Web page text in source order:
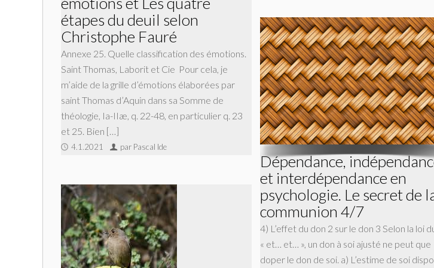
étapes du deuil selon
Christophe Fauré
Annexe 25. Quelle classification des émotions.
Saint Thomas, Laborit et Cie Pour cela, je
m’aide de la grille d’émotions élaborées par
saint Thomas d’Aquin dans sa Somme de
théologie, Ia-IIæ, q. 22-48, en particulier q. 23
et 25. Bien […]
4.1.2021 par Pascal Ide
Dépendance,
et interdépendance en
psychologie. Le secret de
communion 4/7
4) L’effet du don 2 sur le don 3 Selon la loi
« et… et… », un don à soi ajusté ne peut que
doper le don de soi. a) L’estime de soi